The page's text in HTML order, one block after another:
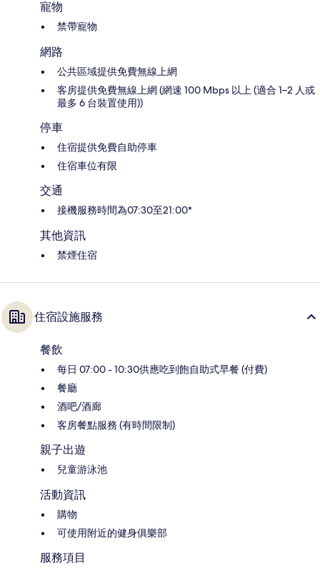
寵物
禁帶寵物
網路
公共區域提供免費無線上網
客房提供免費無線上網 (網速 100 Mbps 以上 (適合 1–2 人或
最多 6 台裝置使用))
停車
住宿提供免費自助停車
住宿車位有限
交通
接機服務時間為07:30至21:00*
其他資訊
禁煙住宿
住宿設施服務
餐飲
每日 07:00 - 10:30供應吃到飽自助式早餐 (付費)
餐廳
酒吧/酒廊
客房餐點服務 (有時間限制)
親子出遊
兒童游泳池
活動資訊
購物
可使用附近的健身俱樂部
服務項目